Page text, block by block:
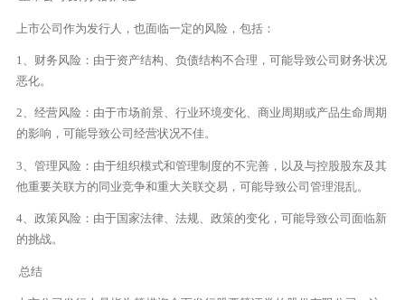
上市公司作为发行人，也面临一定的风险，包括：
1、财务风险：由于资产结构、负债结构不合理，可能导致公司财务状况
恶化。
2、经营风险：由于市场前景、行业环境变化、商业周期或产品生命周期
的影响，可能导致公司经营状况不佳。
3、管理风险：由于组织模式和管理制度的不完善，以及与控股股东及其
他重要关联方的同业竞争和重大关联交易，可能导致公司管理混乱。
4、政策风险：由于国家法律、法规、政策的变化，可能导致公司面临新
的挑战。
总结